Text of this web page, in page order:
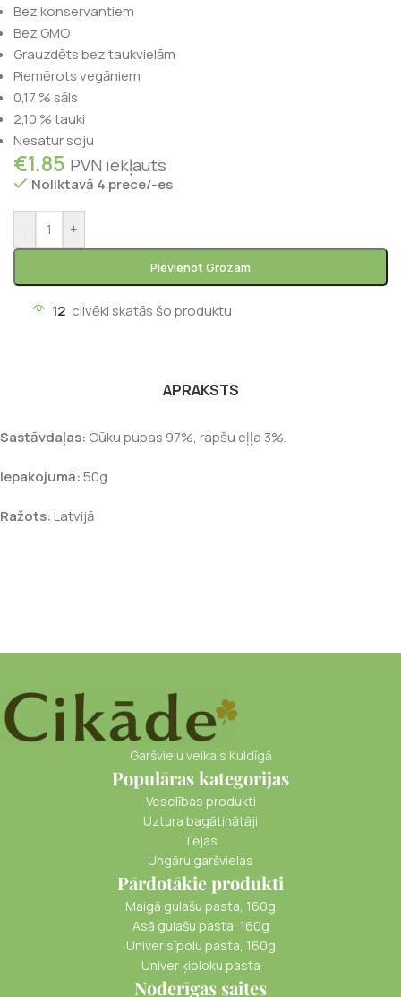
Bez konservantiem
Bez GMO
Grauzdēts bez taukvielām
Piemērots vegāniem
0,17 % sāls
2,10 % tauki
Nesatur soju
€1.85 PVN iekļauts
Noliktavā 4 prece/-es
- +
Pievienot Grozam
12 cilvēki skatās šo produktu
APRAKSTS
Sastāvdaļas: Cūku pupas 97%, rapšu eļļa 3%.
Iepakojumā:50g
Ražots:Latvijā
Garšvielu veikals Kuldīgā
Populāras kategorijas
Veselības produkti
Uztura bagātinātāji
Tējas
Ungāru garšvielas
Pārdotākie produkti
Maigā gulašu pasta, 160g
Asā gulašu pasta, 160g
Univer sīpolu pasta, 160g
Univer ķiploku pasta
Noderīgas saites